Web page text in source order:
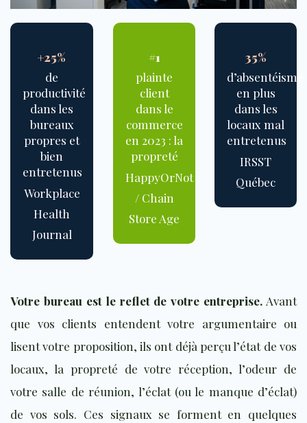
+25%
de
productivité
dans les
bureaux
propres et
bien
entretenus
Workplace
Health
Journal
#1
plainte
client
dans le
commerce
en 2023 : la
propreté
HappyOrNot
/ Chain
Store Age
35%
d’absentéisme
en plus
dans les
locaux mal
entretenus
IRSST
Québec
Votre bureau est le reflet de votre entreprise. Avant
que vos clients entendent votre argumentaire ou
lisent votre proposition, ils ont déjà perçu l’état de vos
locaux, la propreté de votre réception, l’odeur de
votre salle de réunion, l’éclat (ou le manque d’éclat)
de vos sols. Ces signaux se forment en quelques